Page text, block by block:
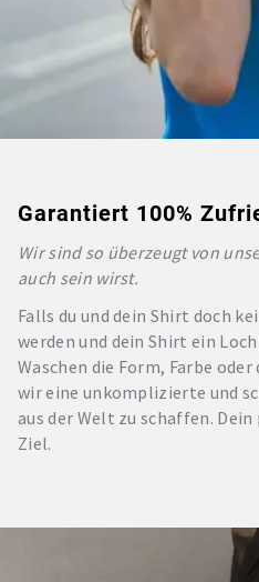
Garantiert 100%
Wir sind so überzeugt von
auch sein wirst.
Falls du und dein Shirt doch
werden und dein Shirt ein
Waschen die Form, Farbe
wir eine unkomplizierte und
aus der Welt zu schaffen.
Ziel.